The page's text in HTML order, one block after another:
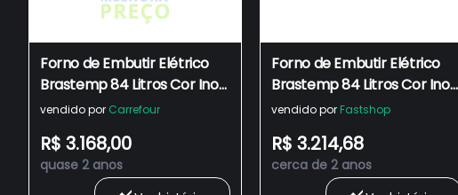
Forno de Embutir Elétrico
Brastemp 84 Litros Cor Inox
com Convecção e
- BOT84AR 220V
vendido por Carrefour
R$ 3.168,00
quase 2 anos
Forno de Embutir Elétrico
Brastemp 84 Litros Cor Inox
com Convecção e
- BOT84AR
vendido por Fastshop
R$ 3.214,68
cerca de 2 anos